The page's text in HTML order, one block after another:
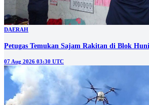
DAERAH
Petugas Temukan Sajam Rakitan di Blok
07 Aug 2026 03:30 UTC